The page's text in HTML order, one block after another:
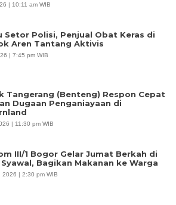
| 10:11 am WIB
Setor Polisi, Penjual Obat Keras di
Aren Tantang Aktivis
| 7:45 pm WIB
Tangerang (Benteng) Respon Cepat
Dugaan Penganiayaan di
| 11:30 pm WIB
III/1 Bogor Gelar Jumat Berkah di
Bagikan Makanan ke Warga
2026 | 2:30 pm WIB